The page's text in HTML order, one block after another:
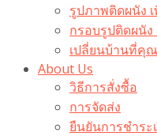
รูปภาพติดผนัง
กรอบรูปติดผนั
เปลี่ยนบ้านที่คุ
About Us
วิธีการสั่งซื้อ
การจัดส่ง
ยืนยันการชำระ